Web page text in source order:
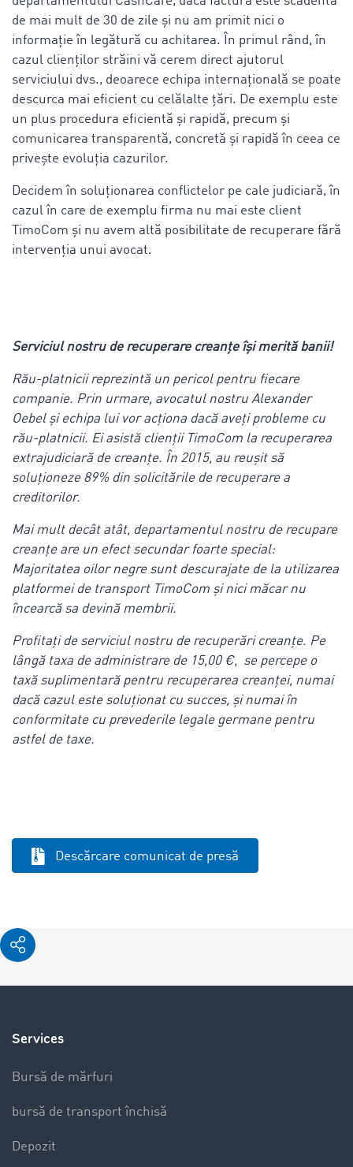
de mai mult de 30 de zile și nu am primit nici o
informație în legătură cu achitarea. În primul rând, în
cazul clienților străini vă cerem direct ajutorul
serviciului dvs., deoarece echipa internațională se poate
descurca mai eficient cu celălalte țări. De exemplu este
un plus procedura eficientă și rapidă, precum și
comunicarea transparentă, concretă și rapidă în ceea ce
privește evoluția cazurilor.
Decidem în soluționarea conflictelor pe cale judiciară, în
cazul în care de exemplu firma nu mai este client
TimoCom și nu avem altă posibilitate de recuperare fără
intervenția unui avocat.
Serviciul nostru de recuperare creanțe își merită banii!
Rău-platnicii reprezintă un pericol pentru fiecare
companie. Prin urmare, avocatul nostru Alexander
Oebel și echipa lui vor acționa dacă aveți probleme cu
rău-platnicii. Ei asistă clienții TimoCom la recuperarea
extrajudiciară de creanțe. În 2015, au reușit să
soluționeze 89% din solicitările de recuperare a
creditorilor.
Mai mult decât atât, departamentul nostru de recupare
creanțe are un efect secundar foarte special:
Majoritatea oilor negre sunt descurajate de la utilizarea
platformei de transport TimoCom și nici măcar nu
încearcă sa devină membrii.
Profitați de serviciul nostru de recuperări creanțe. Pe
lângă taxa de administrare de 15,00 €, se percepe o
taxă suplimentară pentru recuperarea creanței, numai
dacă cazul este soluționat cu succes, și numai în
conformitate cu prevederile legale germane pentru
astfel de taxe.
Descărcare comunicat de presă
Services
Bursă de mărfuri
bursă de transport închisă
Depozit